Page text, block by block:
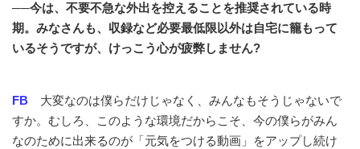
──今は、不要不急な外出を控えることを推奨されている時
期。みなさんも、収録など必要最低限以外は自宅に籠もって
いるそうですが、けっこう心が疲弊しません?
FB 大変なのは僕らだけじゃなく、みんなもそうじゃないで
すか。むしろ、このような環境だからこそ、今の僕らがみん
なのために出来るのが「元気をつける動画」をアップし続け